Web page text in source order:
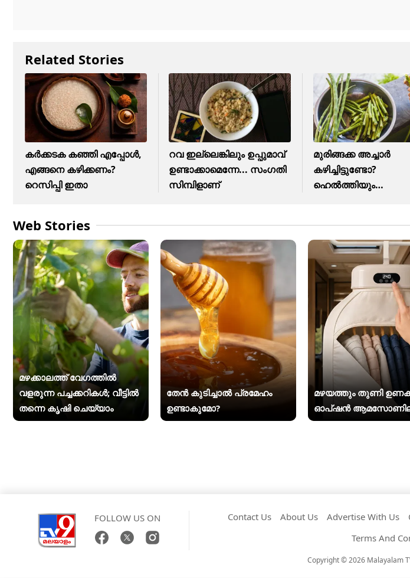
Related Stories
കർക്കടക കഞ്ഞി എപ്പോള്‍,
എങ്ങനെ കഴിക്കണം?
റെസിപ്പി ഇതാ
റവ ഇല്ലെങ്കിലും ഉപ്പുമാവ്
ഉണ്ടാക്കാമെന്നേ... സംഗതി
സിമ്പിളാണ്
മുരിങ്ങക്ക അച്ചാർ
കഴിച്ചിട്ടുണ്ടോ?
ഹെൽത്തിയും
Web Stories
മഴക്കാലത്ത് വേഗത്തിൽ
വളരുന്ന പച്ചക്കറികൾ; വീട്ടിൽ
തന്നെ കൃഷി ചെയ്യാം
തേൻ കുടിച്ചാൽ പ്രമേഹം
ഉണ്ടാകുമോ?
മഴയത്തും തുണി
ഓപ്ഷൻ
FOLLOW US ON Contact Us About Us Advertise With Us
Terms And
Copyright © 2026 Malayalam